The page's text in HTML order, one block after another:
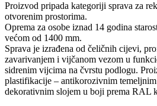
Proizvod pripada kategoriji sprava za
otvorenim prostorima.
Oprema za osobe iznad 14 godina
većom od 1400 mm.
Sprava je izrađena od čeličnih cijevi,
zavarivanjem i vijčanom vezom u
sidrenim vijcima na čvrstu podlogu.
plastifikacije – antikorozivnim
dekorativnim slojem u boji prema RAL